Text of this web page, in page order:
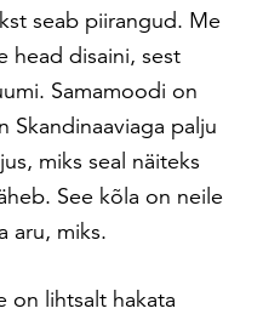
seab piirangud. Me
head disaini, sest
Samamoodi on
Skandinaaviaga palju
miks seal näiteks
See kõla on neile
aru, miks.
on lihtsalt hakata